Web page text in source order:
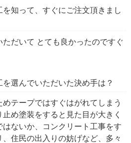
知って、すぐにご注文頂きまし
だいて とても良かったのですぐ
選んでいただいた決め手は？
テープではすぐはがれてしまう
め塗装をすると見た目が大きく
ないか、コンクリート工事をす
、住民の出入りの妨げなど、多々